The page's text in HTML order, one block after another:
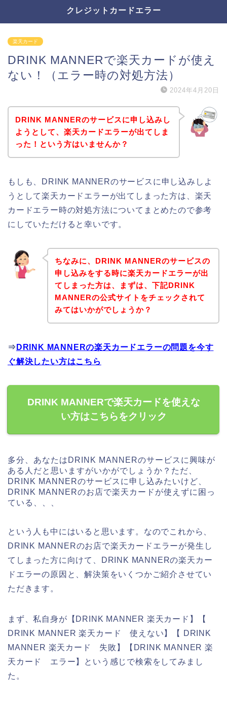
クレジットカードエラー
楽天カード
DRINK MANNERで楽天カードが使え
ない！（エラー時の対処方法）
2024年4月20日
DRINK MANNERのサービスに申し込みし
ようとして、楽天カードエラーが出てしま
った！という方はいませんか？
もしも、DRINK MANNERのサービスに申し込みしよ
うとして楽天カードエラーが出てしまった方は、楽天
カードエラー時の対処方法についてまとめたので参考
にしていただけると幸いです。
ちなみに、DRINK MANNERのサービスの
申し込みをする時に楽天カードエラーが出
てしまった方は、まずは、下記DRINK
MANNERの公式サイトをチェックされて
みてはいかがでしょうか？
⇒ DRINK MANNERの楽天カードエラーの問題を今す
ぐ解決したい方はこちら
DRINK MANNERで楽天カードを使えな
い方はこちらをクリック
多分、あなたはDRINK MANNERのサービスに興味が
ある人だと思いますがいかがでしょうか？ただ、
DRINK MANNERのサービスに申し込みたいけど、
DRINK MANNERのお店で楽天カードが使えずに困っ
ている、、、
という人も中にはいると思います。なのでこれから、
DRINK MANNERのお店で楽天カードエラーが発生し
てしまった方に向けて、DRINK MANNERの楽天カー
ドエラーの原因と、解決策をいくつかご紹介させてい
ただきます。
まず、私自身が【DRINK MANNER 楽天カード】【
DRINK MANNER 楽天カード 使えない】【 DRINK
MANNER 楽天カード 失敗】【DRINK MANNER 楽
天カード エラー】という感じで検索をしてみまし
た。